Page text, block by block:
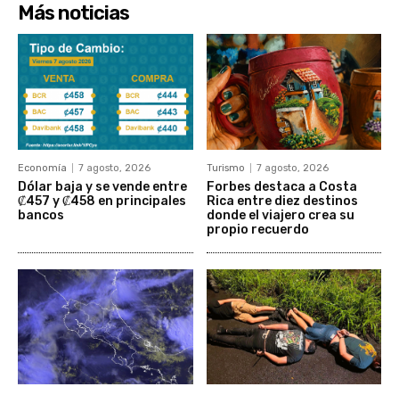
Más noticias
Economía 7 agosto, 2026
Dólar baja y se vende entre
₡457 y ₡458 en principales
bancos
Turismo 7 agosto, 2026
Forbes destaca a Costa
Rica entre diez destinos
donde el viajero crea su
propio recuerdo